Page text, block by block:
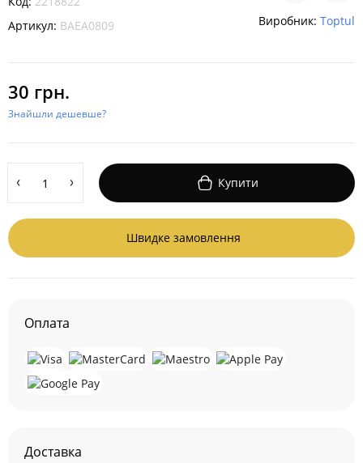
Артикул: BAEA0809 Виробник: Toptul
30 грн.
Знайшли дешевше?
Купити
Швидке замовлення
Оплата
Доставка